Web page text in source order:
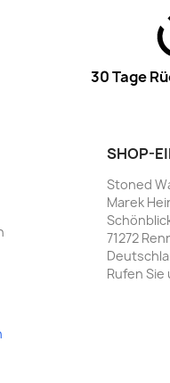
30 Tage
SHOP-
Stoned
Marek
71272
Rufen Sie